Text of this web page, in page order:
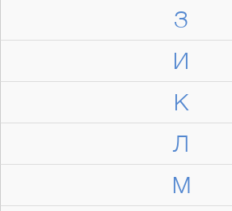
З
И
К
Л
М